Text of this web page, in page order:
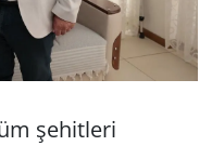
şehitleri